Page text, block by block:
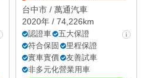
台中市 / 萬通汽車
2020年 / 74,226km
認證車
五大保證
符合保固
里程保證
實車實價
友善試車
非多元化營業用車